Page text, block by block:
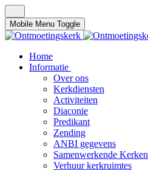
Mobile Menu Toggle
Home
Informatie
Over ons
Kerkdiensten
Activiteiten
Diaconie
Predikant
Zending
ANBI gegevens
Samenwerkende Kerken
Verhuur kerkruimtes